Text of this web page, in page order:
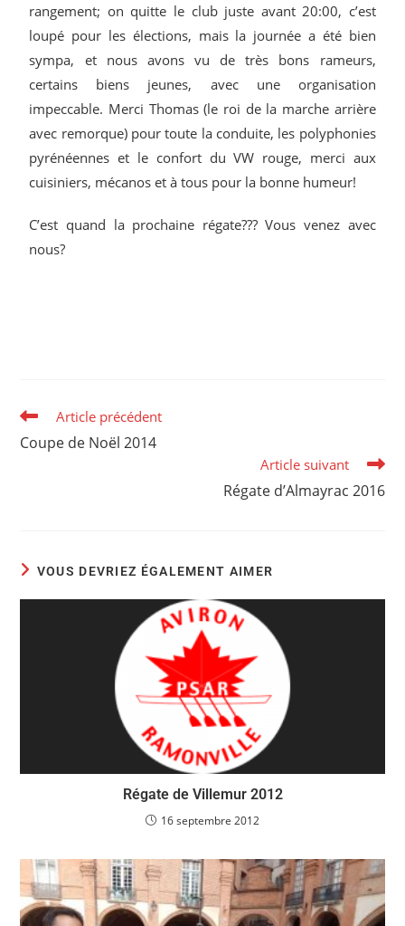
rangement; on quitte le club juste avant 20:00, c’est
loupé pour les élections, mais la journée a été bien
sympa, et nous avons vu de très bons rameurs,
certains biens jeunes, avec une organisation
impeccable. Merci Thomas (le roi de la marche arrière
avec remorque) pour toute la conduite, les polyphonies
pyrénéennes et le confort du VW rouge, merci aux
cuisiniers, mécanos et à tous pour la bonne humeur!
C’est quand la prochaine régate??? Vous venez avec
nous?
Article précédent
Coupe de Noël 2014
Article suivant
Régate d’Almayrac 2016
VOUS DEVRIEZ ÉGALEMENT AIMER
Régate de Villemur 2012
16 septembre 2012